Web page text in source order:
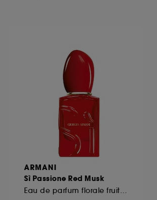
ARMANI
Sì Passione Red Musk
vos choix concernant
associer les
ou générées lors
à tout moment choisir